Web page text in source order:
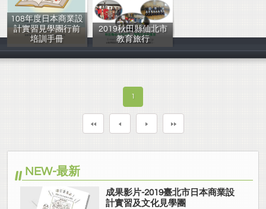
108年度日本商業設
計實習見學團行前
培訓手冊
劉淑華,邱玉欽,
2019秋田縣仙北市
教育旅行
仙北市
1
NEW-最新
成果影片-2019臺北市日本商業設
計實習及文化見學團